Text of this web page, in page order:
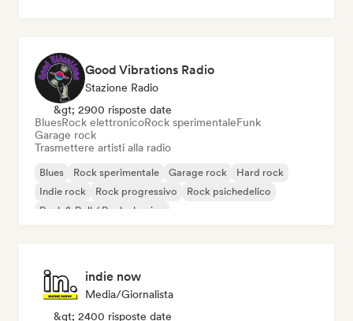
Good Vibrations Radio
Stazione Radio
&gt; 2900 risposte date
BluesRock elettronicoRock sperimentaleFunk
Garage rock
Trasmettere artisti alla radio
Blues Rock sperimentale Garage rock
Hard rock
Indie rock
Rock progressivo
Rock psichedelico
Rock & Roll / Rock classico
indie now
Media/Giornalista
&gt; 2400 risposte date